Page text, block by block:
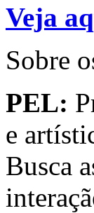
Veja
Sobre
PEL:
e
Busca